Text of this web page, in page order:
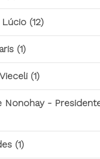
Lúcio (12)
(1)
(1)
Nonohay -
(1)